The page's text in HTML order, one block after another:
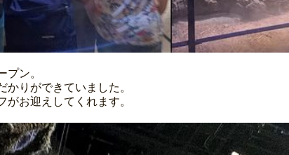
プン。
かりができていました。
がお迎えしてくれます。